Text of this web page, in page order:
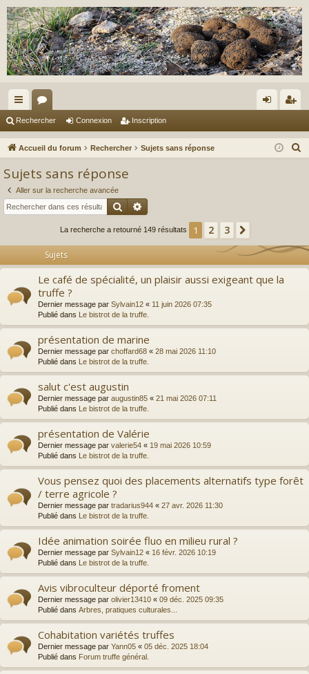
ac
co
ci
s
or
u ne cri
Rechercher Connexion Inscription
Accueil du forum Rechercher Sujets sans réponse
e
Sujets sans réponse
Aller sur la recherche avancée
Rechercher
La recherche a retourné 149 résultats 1 2 3
Sujets
Le café de spécialité, un plaisir aussi exigeant que la
truffe ?
Dernier message par Sylvain12 « 11 juin 2026 07:35
Publié dans
Le bistrot de la truffe.
présentation de marine
Dernier message par choffard68 « 28 mai 2026 11:10
Publié dans
Le bistrot de la truffe.
salut c'est augustin
Dernier message par augustin85 « 21 mai 2026 07:11
Publié dans
Le bistrot de la truffe.
présentation de Valérie
Dernier message par valerie54 « 19 mai 2026 10:59
Publié dans
Le bistrot de la truffe.
Vous pensez quoi des placements alternatifs type forêt
/ terre agricole ?
Dernier message par tradarius944 « 27 avr. 2026 11:30
Publié dans
Le bistrot de la truffe.
Idée animation soirée fluo en milieu rural ?
Dernier message par Sylvain12 « 16 févr. 2026 10:19
Publié dans
Le bistrot de la truffe.
Avis vibroculteur déporté froment
Dernier message par olivier13410 « 09 déc. 2025 09:35
Publié dans Arbres, pratiques culturales...
Cohabitation variétés truffes
Dernier message par Yann05 « 05 déc. 2025 18:04
Publié dans Forum truffe général.